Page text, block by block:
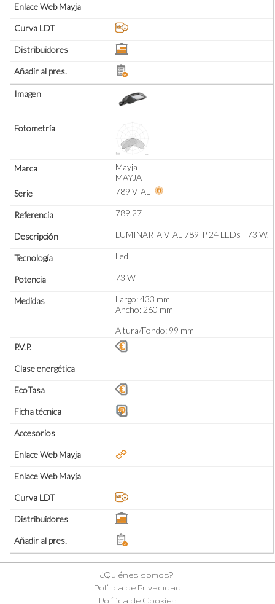
Mayja
MAYJA
789 VIAL
789.27
LUMINARIA VIAL 789-P 24 LEDs - 73 W.
Led
73 W
Largo: 433 mm
Ancho: 260 mm
Altura/Fondo: 99 mm
¿Quiénes somos?
Política de Privacidad
Política de Cookies